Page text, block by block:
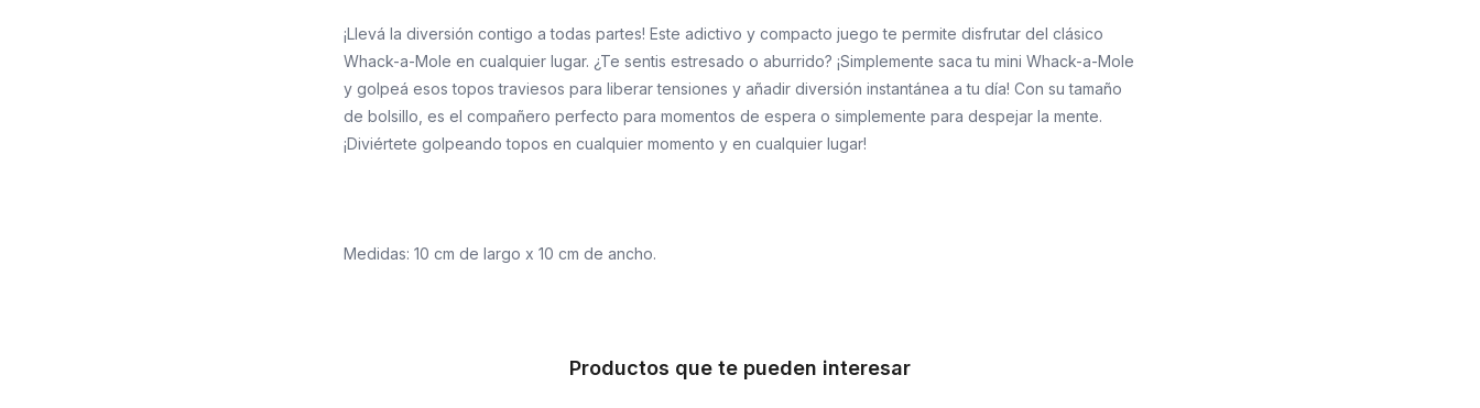
¡Llevá la diversión contigo a todas partes! Este adictivo y compacto juego te permite disfrutar del clásico
Whack-a-Mole en cualquier lugar. ¿Te sentis estresado o aburrido? ¡Simplemente saca tu mini Whack-a-Mole
y golpeá esos topos traviesos para liberar tensiones y añadir diversión instantánea a tu día! Con su tamaño
de bolsillo, es el compañero perfecto para momentos de espera o simplemente para despejar la mente.
¡Diviértete golpeando topos en cualquier momento y en cualquier lugar!
Medidas: 10 cm de largo x 10 cm de ancho.
Productos que te pueden interesar